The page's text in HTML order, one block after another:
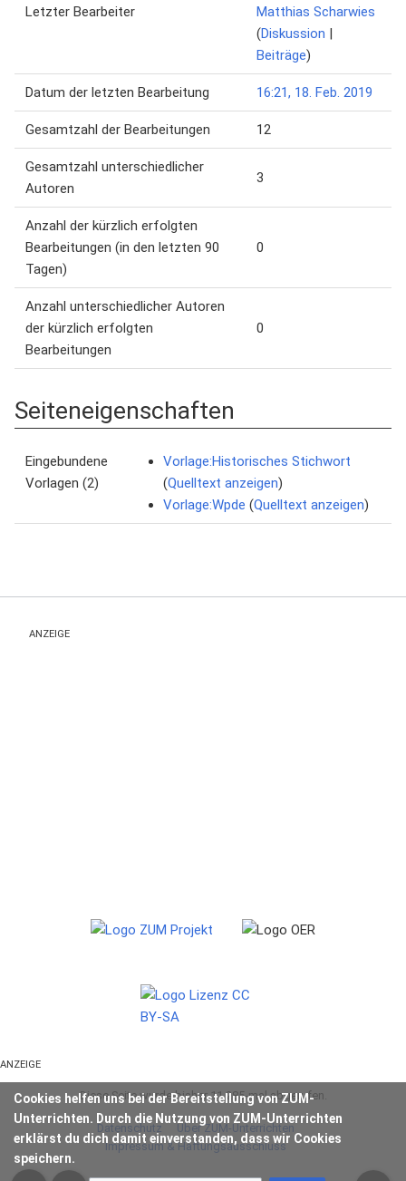
Letzter Bearbeiter
Matthias Scharwies
(Diskussion |
Beiträge)
Datum der letzten Bearbeitung 16:21, 18. Feb. 2019
Gesamtzahl der Bearbeitungen 12
Gesamtzahl unterschiedlicher
Autoren
3
Anzahl der kürzlich erfolgten
Bearbeitungen (in den letzten 90
Tagen)
0
Anzahl unterschiedlicher Autoren
der kürzlich erfolgten
Bearbeitungen
0
Seiteneigenschaften
Eingebundene
Vorlagen (2)
Vorlage:Historisches Stichwort
(Quelltext anzeigen)
Vorlage:Wpde (Quelltext anzeigen)
Cookies helfen uns bei der Bereitstellung von ZUM-
Unterrichten. Durch die Nutzung von ZUM-Unterrichten
erklärst du dich damit einverstanden, dass wir Cookies
speichern.
ANZEIGE
ANZEIGE
Diese Seite wurde bisher 11.285-mal abgerufen.
Datenschutz
Über ZUM-Unterrichten
Impressum & Haftungsausschluss